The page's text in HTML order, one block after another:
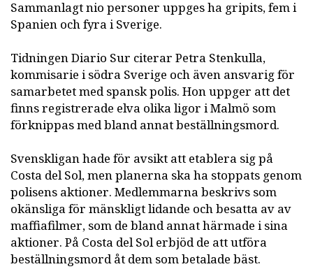
Sammanlagt nio personer uppges ha gripits, fem i
Spanien och fyra i Sverige.
Tidningen Diario Sur citerar Petra Stenkulla,
kommisarie i södra Sverige och även ansvarig för
samarbetet med spansk polis. Hon uppger att det
finns registrerade elva olika ligor i Malmö som
förknippas med bland annat beställningsmord.
Svenskligan hade för avsikt att etablera sig på
Costa del Sol, men planerna ska ha stoppats genom
polisens aktioner. Medlemmarna beskrivs som
okänsliga för mänskligt lidande och besatta av av
maffiafilmer, som de bland annat härmade i sina
aktioner. På Costa del Sol erbjöd de att utföra
beställningsmord åt dem som betalade bäst.